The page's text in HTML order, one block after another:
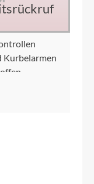
Kurbelarmen